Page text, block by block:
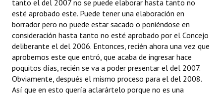
tanto el del 2007 no se puede elaborar hasta tanto no
esté aprobado este. Puede tener una elaboración en
borrador pero no puede estar sacado o poniéndose en
consideración hasta tanto no esté aprobado por el Concejo
deliberante el del 2006. Entonces, recién ahora una vez que
aprobemos este que entró, que acaba de ingresar hace
poquitos días, recién se va a poder presentar el del 2007.
Obviamente, después el mismo proceso para el del 2008.
Así que en esto quería aclarártelo porque no es una